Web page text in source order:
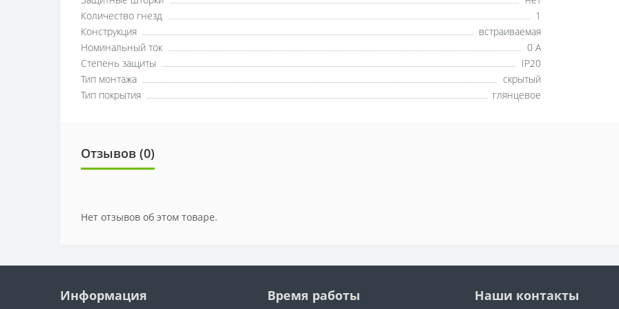
Количество гнезд
1
Конструкция
встраиваемая
Номинальный ток
0 А
Степень защиты
IP20
Тип монтажа
скрытый
Тип покрытия
глянцевое
Отзывов (0)
Нет отзывов об этом товаре.
Информация Время работы Наши контакты